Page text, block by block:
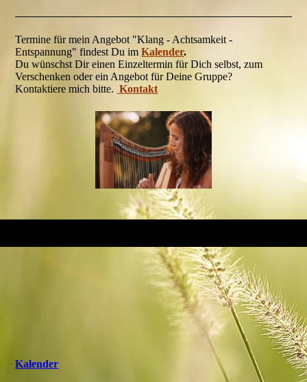
Termine für mein Angebot "Klang - Achtsamkeit -
Entspannung" findest Du imKalender.
Du wünschst Dir einen Einzeltermin für Dich selbst, zum
Verschenken oder ein Angebot für Deine Gruppe?
Kontaktiere mich bitte. Kontakt
Kalender